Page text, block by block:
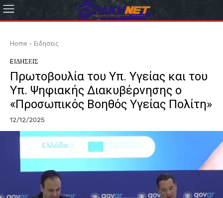
Home Eιδησεις
EΙΔΗΣΕΙΣ
Πρωτοβουλία του Υπ. Υγείας και του
Υπ. Ψηφιακής Διακυβέρνησης ο
«Προσωπικός Βοηθός Υγείας Πολίτη»
12/12/2025